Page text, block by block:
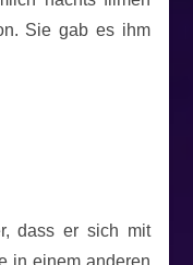
Sie gab es ihm
dass er sich mit
in einem anderen